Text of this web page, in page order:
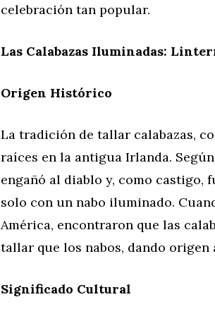
celebración tan popular.
Las Calabazas Iluminadas:
Origen Histórico
La tradición de tallar calabazas,
raíces en la antigua Irlanda.
engañó al diablo y, como castigo,
solo con un nabo iluminado.
América, encontraron que las
tallar que los nabos, dando origen
Significado Cultural